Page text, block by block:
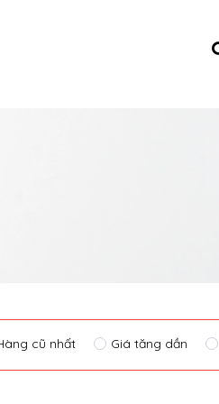
cũ nhất Giá tăng dần